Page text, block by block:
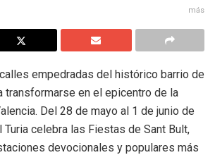
más
empedradas del histórico barrio de
transformarse en el epicentro de la
Del 28 de mayo al 1 de junio de
celebra las Fiestas de Sant Bult,
devocionales y populares más